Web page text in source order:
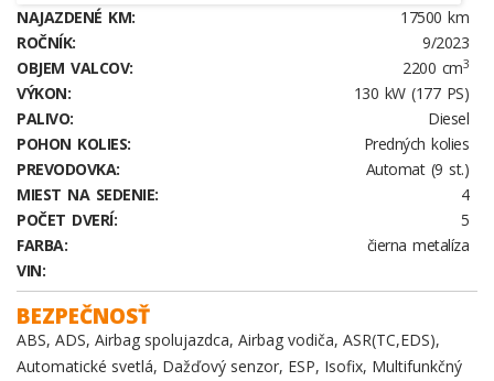
NAJAZDENÉ KM:
17500 km
ROČNÍK:
9/2023
OBJEM VALCOV:
2200 cm3
VÝKON:
130 kW (177 PS)
PALIVO:
Diesel
POHON KOLIES:
Predných kolies
PREVODOVKA:
Automat (9 st.)
MIEST NA SEDENIE:
4
POČET DVERÍ:
5
FARBA:
čierna metalíza
VIN:
BEZPEČNOSŤ
ABS, ADS, Airbag spolujazdca, Airbag vodiča, ASR(TC,EDS),
Automatické svetlá, Dažďový senzor, ESP, Isofix, Multifunkčný